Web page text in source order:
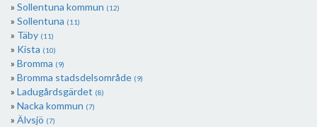
Sollentuna kommun (12)
Sollentuna (11)
Täby (11)
Kista (10)
Bromma (9)
Bromma stadsdelsområde (9)
Ladugårdsgärdet (8)
Nacka kommun (7)
Älvsjö (7)